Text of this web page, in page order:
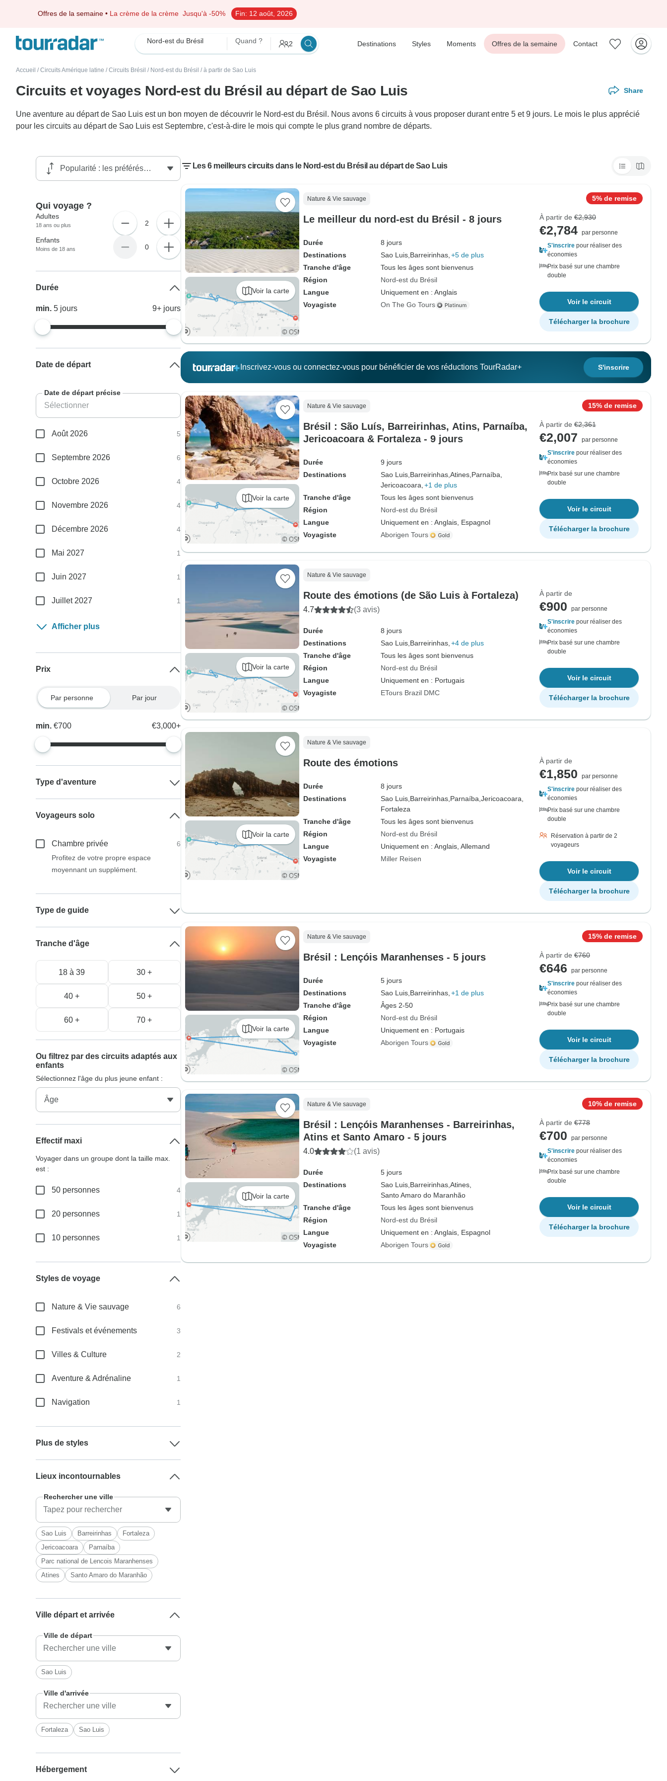
Offres de la semaine • La crème de la crème Jusqu'à -50% Fin: 12 août, 2026
Nord-est du Brésil Quand ? 2 Destinations Styles Moments Offres de la semaine Contact
Accueil / Circuits Amérique latine / Circuits Brésil / Nord-est du Brésil / à partir de Sao Luis
Circuits et voyages Nord-est du Brésil au départ de Sao Luis Share
Une aventure au départ de Sao Luis est un bon moyen de découvrir le Nord-est du Brésil. Nous avons 6 circuits à vous proposer durant entre 5 et 9 jours. Le mois le plus apprécié
pour les circuits au départ de Sao Luis est Septembre, c'est-à-dire le mois qui compte le plus grand nombre de départs.
Les 6 meilleurs circuits dans le Nord-est du Brésil au départ de Sao Luis
Voir la carte
Nature & Vie sauvage
Le meilleur du nord-est du Brésil - 8 jours
Durée
8 jours
Destinations
Sao Luis, Barreirinhas, +5 de plus
Tranche d'âge
Tous les âges sont bienvenus
Région
Nord-est du Brésil
Langue
Uniquement en : Anglais
Voyagiste
On The Go Tours
5% de remise
À partir de €2,930
€2,784 par personne
S'inscrire pour réaliser des
économies
Prix basé sur une chambre
double
Voir le circuit
Télécharger la brochure
Inscrivez-vous ou connectez-vous pour bénéficier de vos réductions TourRadar+ S'inscrire
Voir la carte
Nature & Vie sauvage
Brésil : São Luís, Barreirinhas, Atins, Parnaíba,
Jericoacoara & Fortaleza - 9 jours
Durée
9 jours
Destinations
Sao Luis, Barreirinhas, Atines, Parnaíba,
Jericoacoara, +1 de plus
Tranche d'âge
Tous les âges sont bienvenus
Région
Nord-est du Brésil
Langue
Uniquement en : Anglais, Espagnol
Voyagiste
Aborigen Tours
15% de remise
À partir de €2,361
€2,007
par personne
S'inscrire pour réaliser des
économies
Prix basé sur une chambre
double
Voir le circuit
Télécharger la brochure
Voir la carte
Nature & Vie sauvage
Route des émotions (de São Luis à Fortaleza)
4.7 (3 avis)
Durée
8 jours
Destinations
Sao Luis, Barreirinhas, +4 de plus
Tranche d'âge
Tous les âges sont bienvenus
Région
Nord-est du Brésil
Langue
Uniquement en : Portugais
Voyagiste
ETours Brazil DMC
À partir de
€900
par personne
S'inscrire pour réaliser des
économies
Prix basé sur une chambre
double
Voir le circuit
Télécharger la brochure
Voir la carte
Nature & Vie sauvage
Route des émotions
Durée
8 jours
Destinations
Sao Luis, Barreirinhas, Parnaíba, Jericoacoara,
Fortaleza
Tranche d'âge
Tous les âges sont bienvenus
Région
Nord-est du Brésil
Langue
Uniquement en : Anglais, Allemand
Voyagiste
Miller Reisen
À partir de
€1,850
par personne
S'inscrire pour réaliser des
économies
Prix basé sur une chambre
double
Réservation à partir de 2
voyageurs
Voir le circuit
Télécharger la brochure
Voir la carte
Nature & Vie sauvage
Brésil : Lençóis Maranhenses - 5 jours
Durée
5 jours
Destinations
Sao Luis, Barreirinhas, +1 de plus
Tranche d'âge
Âges 2-50
Région
Nord-est du Brésil
Langue
Uniquement en : Portugais
Voyagiste
Aborigen Tours
15% de remise
À partir de €760
€646
par personne
S'inscrire pour réaliser des
économies
Prix basé sur une chambre
double
Voir le circuit
Télécharger la brochure
Voir la carte
Nature & Vie sauvage
Brésil : Lençóis Maranhenses - Barreirinhas,
Atins et Santo Amaro - 5 jours
4.0 (1 avis)
Durée
5 jours
Destinations
Sao Luis, Barreirinhas, Atines,
Santo Amaro do Maranhão
Tranche d'âge
Tous les âges sont bienvenus
Région
Nord-est du Brésil
Langue
Uniquement en : Anglais, Espagnol
Voyagiste
Aborigen Tours
10% de remise
À partir de €778
€700
par personne
S'inscrire pour réaliser des
économies
Prix basé sur une chambre
double
Voir le circuit
Télécharger la brochure
Qui voyage ?
Adultes
18 ans ou plus 2
Enfants
Moins de 18 ans 0
Durée
min.5 jours 9+ jours
Date de départ
Date de départ précise
Août 2026 5
Septembre 2026 6
Octobre 2026 4
Novembre 2026 4
Décembre 2026 4
Mai 2027 1
Juin 2027 1
Juillet 2027 1
Afficher plus
Prix
Par personne Par jour
min.€700 €3,000+
Type d'aventure
Voyageurs solo
Chambre privée
6
Profitez de votre propre espace
moyennant un supplément.
Type de guide
Tranche d'âge
18 à 39 30 +
40 + 50 +
60 + 70 +
Ou filtrez par des circuits adaptés aux
enfants
Sélectionnez l'âge du plus jeune enfant :
Effectif maxi
Voyager dans un groupe dont la taille max.
est :
50 personnes 4
20 personnes 1
10 personnes 1
Styles de voyage
Nature & Vie sauvage 6
Festivals et événements 3
Villes & Culture 2
Aventure & Adrénaline 1
Navigation 1
Plus de styles
Lieux incontournables
Rechercher une ville
Sao Luis Barreirinhas
Fortaleza
Jericoacoara
Parnaíba
Parc national de Lencois Maranhenses
Atines
Santo Amaro do Maranhão
Ville départ et arrivée
Ville de départ
Sao Luis
Ville d'arrivée
Fortaleza Sao Luis
Hébergement